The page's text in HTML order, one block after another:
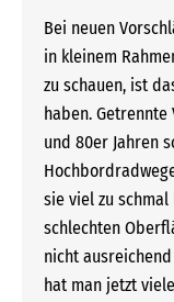
Bei neuen
in kleinem
zu schauen, ist
haben.
und 80er Jahren
sie viel zu
schlechten
nicht
hat man jetzt